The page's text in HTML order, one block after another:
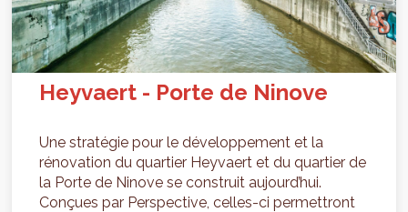
Heyvaert - Porte de Ninove
Une stratégie pour le développement et la
rénovation du quartier Heyvaert et du quartier de
la Porte de Ninove se construit aujourd’hui.
Conçues par Perspective, celles-ci permettront